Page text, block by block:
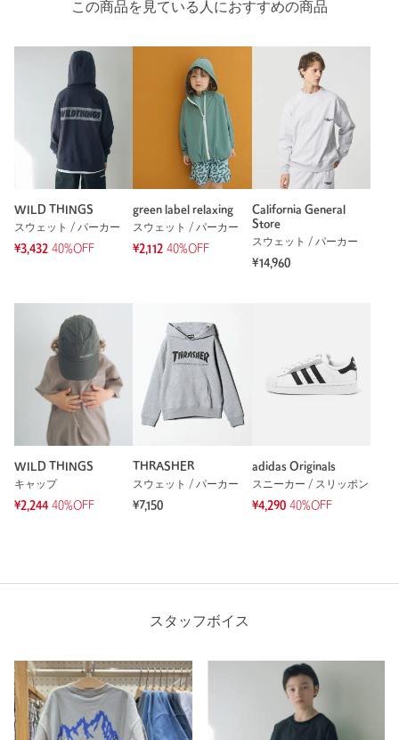
この商品を見ている人におすすめの商品
WILD THINGS
スウェット / パーカー
¥3,432 40%OFF
green label relaxing
スウェット / パーカー
¥2,112 40%OFF
California General
Store
スウェット / パーカー
¥14,960
WILD THINGS
キャップ
¥2,244 40%OFF
THRASHER
スウェット / パーカー
¥7,150
adidas Originals
スニーカー / スリッポン
¥4,290 40%OFF
スタッフボイス